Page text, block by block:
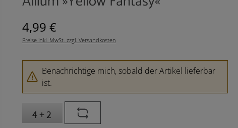
Regulärer Preis:
4,99 €
Preise inkl. MwSt. zzgl. Versandkosten
Benachrichtige mich, sobald der Artikel lieferbar
ist.